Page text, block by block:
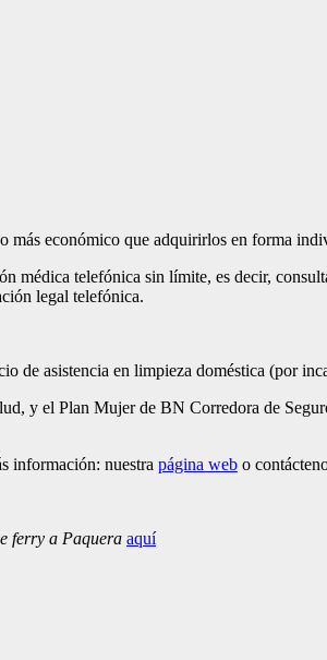
más económico que adquirirlos en forma
médica telefónica sin límite, es decir,
legal telefónica.
asistencia en limpieza doméstica (por
y el Plan Mujer de BN Corredora de
información: nuestra página web o
ferry a Paquera aquí